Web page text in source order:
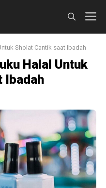
Sholat Cantik saat Ibadah
Halal Untuk
Ibadah